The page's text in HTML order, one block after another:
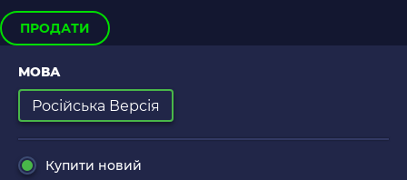
ПРОДАТИ
МОВА
Російська Версія
Купити новий